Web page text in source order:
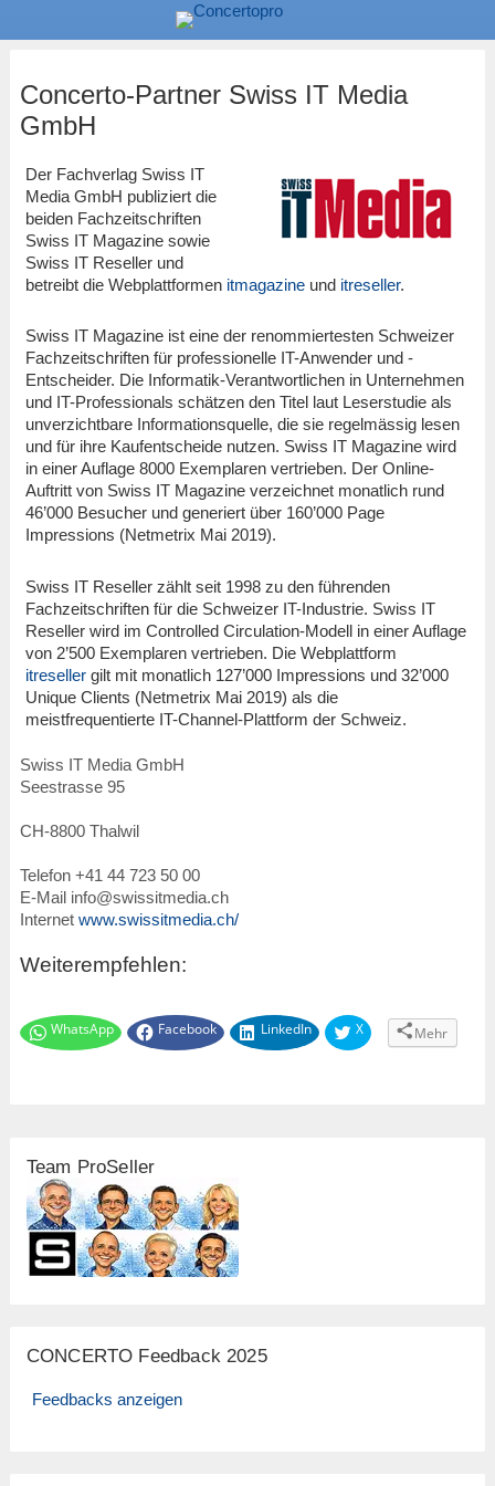
Concerto-Partner Swiss IT Media
GmbH
Der Fachverlag Swiss IT
Media GmbH publiziert die
beiden Fachzeitschriften
Swiss IT Magazine sowie
Swiss IT Reseller und
betreibt die Webplattformen itmagazineunditreseller.
Swiss IT Magazine ist eine der renommiertesten Schweizer
Fachzeitschriften für professionelle IT-Anwender und -
Entscheider. Die Informatik-Verantwortlichen in Unternehmen
und IT-Professionals schätzen den Titel laut Leserstudie als
unverzichtbare Informationsquelle, die sie regelmässig lesen
und für ihre Kaufentscheide nutzen. Swiss IT Magazine wird
in einer Auflage 8000 Exemplaren vertrieben. Der Online-
Auftritt von Swiss IT Magazine verzeichnet monatlich rund
46’000 Besucher und generiert über 160’000 Page
Impressions (Netmetrix Mai 2019).
Swiss IT Reseller zählt seit 1998 zu den führenden
Fachzeitschriften für die Schweizer IT-Industrie. Swiss IT
Reseller wird im Controlled Circulation-Modell in einer Auflage
von 2’500 Exemplaren vertrieben. Die Webplattform
itresellergilt mit monatlich 127’000 Impressions und 32’000
Unique Clients (Netmetrix Mai 2019) als die
meistfrequentierte IT-Channel-Plattform der Schweiz.
Swiss IT Media GmbH
Seestrasse 95
CH-8800 Thalwil
Telefon +41 44 723 50 00
E-Mail info@swissitmedia.ch
Internet www.swissitmedia.ch/
Weiterempfehlen:
WhatsApp Facebook LinkedIn X Mehr
Team ProSeller
CONCERTO Feedback 2025
Feedbacks anzeigen